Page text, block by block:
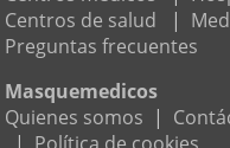
Centros de salud
|
Preguntas frecuentes
Masquemedicos
Quienes somos |